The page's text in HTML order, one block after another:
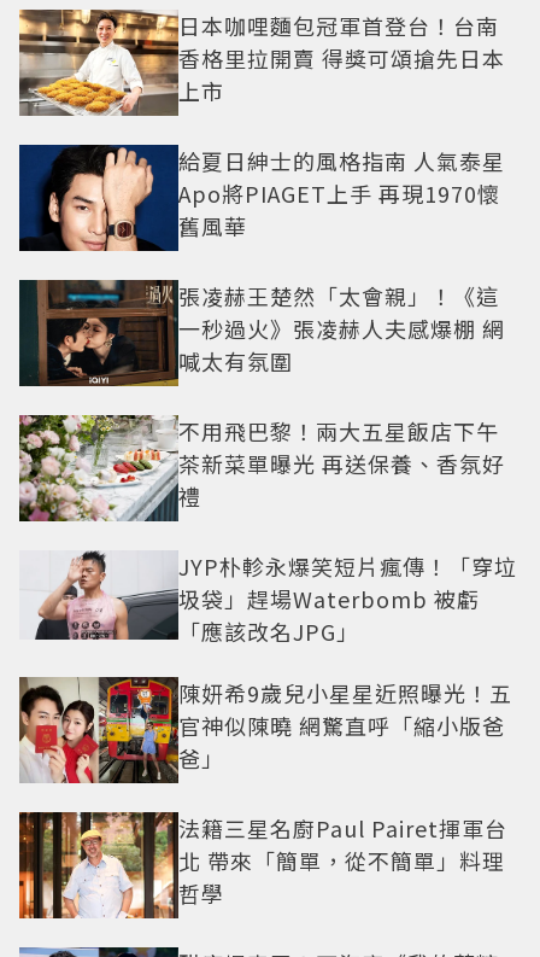
日本咖哩麵包冠軍首登台！台南
香格里拉開賣 得獎可頌搶先日本
上市
給夏日紳士的風格指南 人氣泰星
Apo將PIAGET上手 再現1970懷
舊風華
張凌赫王楚然「太會親」！《這
一秒過火》張凌赫人夫感爆棚 網
喊太有氛圍
不用飛巴黎！兩大五星飯店下午
茶新菜單曝光 再送保養、香氛好
禮
JYP朴軫永爆笑短片瘋傳！「穿垃
圾袋」趕場Waterbomb 被虧
「應該改名JPG」
陳妍希9歲兒小星星近照曝光！五
官神似陳曉 網驚直呼「縮小版爸
爸」
法籍三星名廚Paul Pairet揮軍台
北 帶來「簡單，從不簡單」料理
哲學